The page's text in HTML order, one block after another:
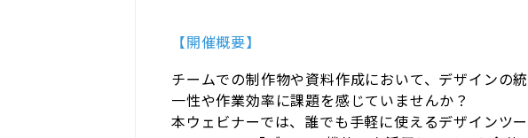
【開催概要】
チームでの制作物や資料作成において、デザインの統
一性や作業効率に課題を感じていませんか？
本ウェビナーでは、誰でも手軽に使えるデザインツー